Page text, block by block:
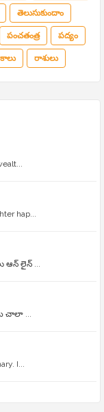
తెలుసుకుందాం
పంచతంత్ర పద్యం
రాశులు
hap...
లైన్ ...
చాలా ...
I...